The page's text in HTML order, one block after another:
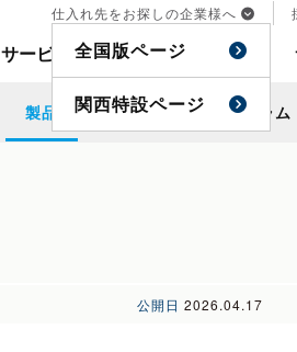
サービス 事例 特集
仕入れ先をお探しの企業様へ
全国版ページ
関西特設ページ
製品 事例 特集 コラム
公開日 2026.04.17
サービス 事例 特集
仕入れ先をお探しの企業様へ
全国版ページ
関西特設ページ
製品 事例 特集 コラム